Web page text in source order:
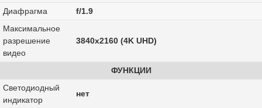
Диафрагма
f/1.9
Максимальное
разрешение
видео
3840x2160 (4K UHD)
ФУНКЦИИ
Светодиодный
индикатор
нет